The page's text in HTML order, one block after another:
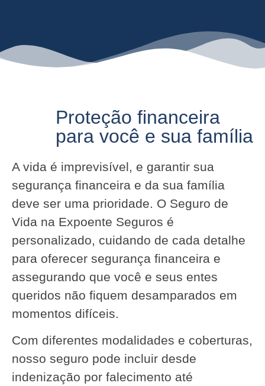
Proteção financeira
para você e sua família
A vida é imprevisível, e garantir sua
segurança financeira e da sua família
deve ser uma prioridade. O Seguro de
Vida na Expoente Seguros é
personalizado, cuidando de cada detalhe
para oferecer segurança financeira e
assegurando que você e seus entes
queridos não fiquem desamparados em
momentos difíceis.
Com diferentes modalidades e coberturas,
nosso seguro pode incluir desde
indenização por falecimento até